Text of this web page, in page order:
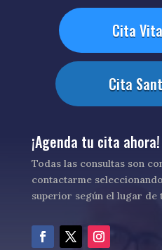
Cita
Cita
¡Agenda tu cita ahora!
Todas las consultas son
contactarme
superior según el lugar de